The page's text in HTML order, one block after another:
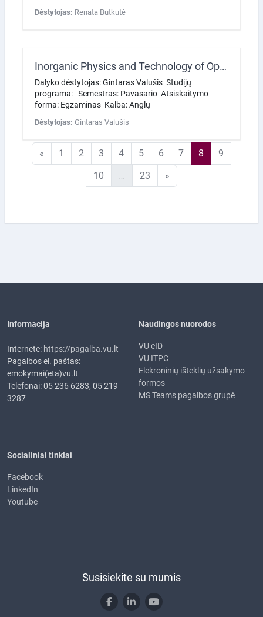
Dėstytojas: Renata Butkutė
Inorganic Physics and Technology of Optoelectronic Devices
Dalyko dėstytojas: Gintaras Valušis Studijų
programa: Semestras: Pavasario Atsiskaitymo
forma: Egzaminas Kalba: Anglų
Dėstytojas: Gintaras Valušis
« Ankstesnis puslapis
1 1 puslapis
2 2 puslapis
3 3 puslapis
44 puslapis
55 puslapis
6 6 puslapis
77 puslapis
8 8 puslapis
9
1010 puslapis
2323 puslapis
»Kitas puslapis
Informacija
Internete: https://pagalba.vu.lt
Pagalbos el. paštas:
emokymai(eta)vu.lt
Telefonai: 05 236 6283, 05 219
3287
Naudingos nuorodos
VU eID
VU ITPC
Elekroninių išteklių užsakymo
formos
MS Teams pagalbos grupė
Socialiniai tinklai
Facebook
LinkedIn
Youtube
Susisiekite su mumis